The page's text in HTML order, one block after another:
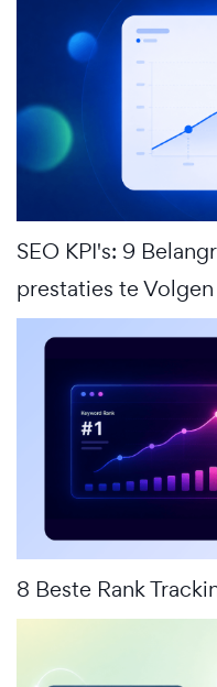
SEO KPI's: 9
prestaties te Volgen
8 Beste Rank